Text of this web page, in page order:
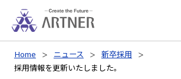
Home ニュース
新卒採用
採用情報を更新いたしました。